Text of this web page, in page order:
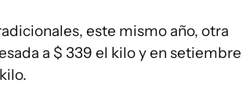
este mismo año, otra
a $ 339 el kilo y en setiembre